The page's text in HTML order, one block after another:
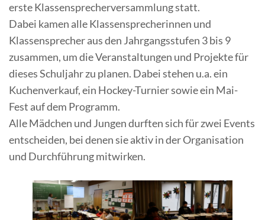
erste Klassensprecherversammlung statt.
Dabei kamen alle Klassensprecherinnen und
Klassensprecher aus den Jahrgangsstufen 3 bis 9
zusammen, um die Veranstaltungen und Projekte für
dieses Schuljahr zu planen. Dabei stehen u.a. ein
Kuchenverkauf, ein Hockey-Turnier sowie ein Mai-
Fest auf dem Programm.
Alle Mädchen und Jungen durften sich für zwei Events
entscheiden, bei denen sie aktiv in der Organisation
und Durchführung mitwirken.